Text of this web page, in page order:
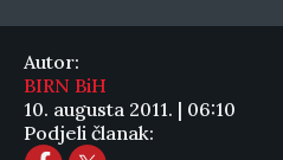
Autor:
BIRN BiH
10. augusta 2011. | 06:10
Podjeli članak: